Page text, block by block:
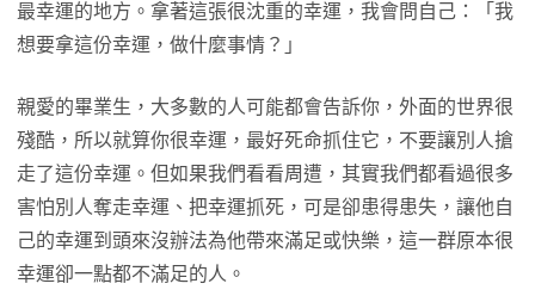
最幸運的地方。拿著這張很沈重的幸運，我會問自己：「我
想要拿這份幸運，做什麼事情？」
親愛的畢業生，大多數的人可能都會告訴你，外面的世界很
殘酷，所以就算你很幸運，最好死命抓住它，不要讓別人搶
走了這份幸運。但如果我們看看周遭，其實我們都看過很多
害怕別人奪走幸運、把幸運抓死，可是卻患得患失，讓他自
己的幸運到頭來沒辦法為他帶來滿足或快樂，這一群原本很
幸運卻一點都不滿足的人。